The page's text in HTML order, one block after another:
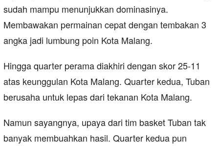
sudah mampu menunjukkan dominasinya.
Membawakan permainan cepat dengan tembakan 3
angka jadi lumbung poin Kota Malang.
Hingga quarter perama diakhiri dengan skor 25-11
atas keunggulan Kota Malang. Quarter kedua, Tuban
berusaha untuk lepas dari tekanan Kota Malang.
Namun sayangnya, upaya dari tim basket Tuban tak
banyak membuahkan hasil. Quarter kedua pun